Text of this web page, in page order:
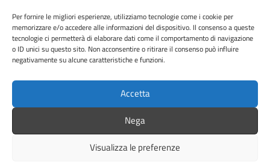
Per fornire le migliori esperienze, utilizziamo tecnologie come i cookie per
memorizzare e/o accedere alle informazioni del dispositivo. Il consenso a queste
tecnologie ci permetterà di elaborare dati come il comportamento di navigazione
o ID unici su questo sito. Non acconsentire o ritirare il consenso può influire
negativamente su alcune caratteristiche e funzioni.
Accetta
Nega
Visualizza le preferenze
Richiesta assistenza
Area riservata
Albo pretorio
Amministrazione trasparente
Cookie Policy (UE)
Dichiarazione di accessibilità
Note legali